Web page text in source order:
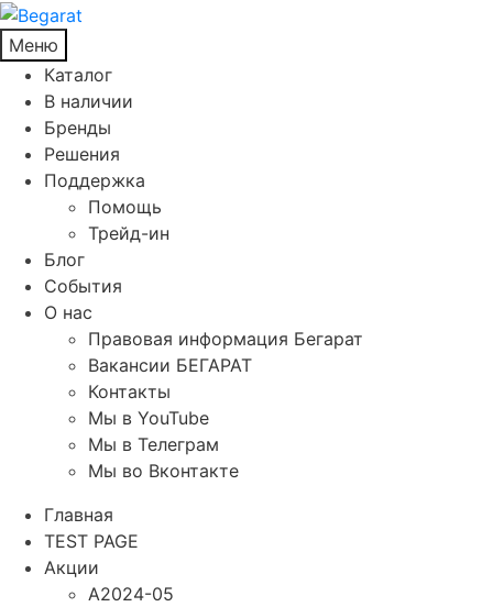
Меню
Каталог
В наличии
Бренды
Решения
Поддержка
Помощь
Трейд-ин
Блог
События
О нас
Правовая информация Бегарат
Вакансии БЕГАРАТ
Контакты
Мы в YouTube
Мы в Телеграм
Мы во Вконтакте
Главная
TEST PAGE
Акции
A2024-05